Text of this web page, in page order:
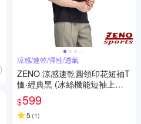
涼感/速乾/彈性/透氣
ZENO 涼感速乾圓領印花短袖T
恤‧經典黑 (冰絲機能短袖上衣/
舒適感T-Shirt)
$599
5 (1)